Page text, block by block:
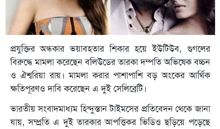
প্রযুক্তির অন্ধকার ভয়াবহতার শিকার হয়ে ইউটিউব, গুগলের
বিরুদ্ধে মামলা করেছেন বলিউডের তারকা দম্পতি অভিষেক বচ্চন
ও ঐশ্বরিয়া রায়। মামলা করার পাশাপাশি বড় অংকের আর্থিক
ক্ষতিপূরণও দাবি করেছেন এ দুই সেলিব্রেটি।
ভারতীয় সংবাদমাধ্যম হিন্দুস্তান টাইমসের প্রতিবেদন থেকে জানা
যায়, সম্প্রতি এ দুই তারকার আপত্তিকর ভিডিও ছড়িয়ে পড়েছে